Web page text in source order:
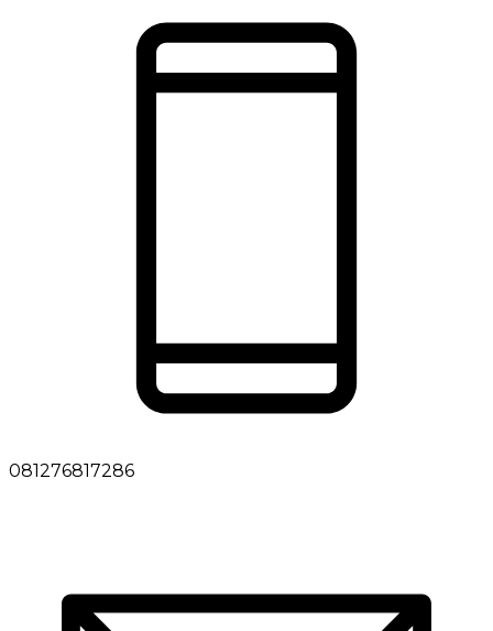
081276817286